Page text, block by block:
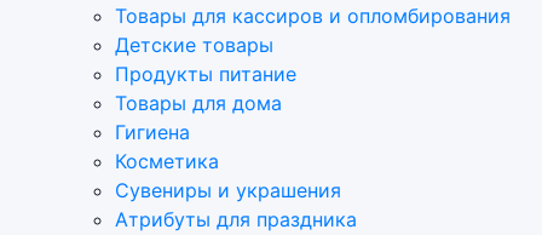
Товары для кассиров и опломбирования
Детские товары
Продукты питание
Товары для дома
Гигиена
Косметика
Сувениры и украшения
Атрибуты для праздника